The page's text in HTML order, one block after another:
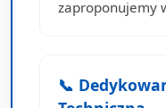
zaproponujemy
📞